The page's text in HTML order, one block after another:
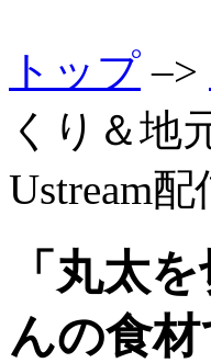
トップ –>
くり＆地
Ustream配
「丸太
んの食